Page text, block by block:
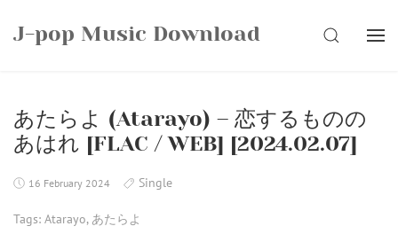
J-pop Music Download SEARCH
あたらよ (Atarayo) – 恋するものの
あはれ [FLAC / WEB] [2024.02.07]
16 February 2024 Single
Tags: Atarayo, あたらよ